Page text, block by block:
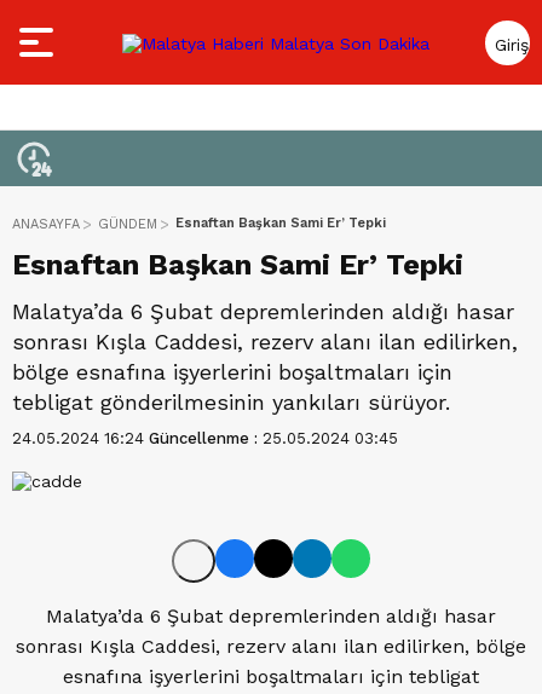
Giriş
Yap
ANASAYFA GÜNDEM Esnaftan Başkan Sami Er’ Tepki
Esnaftan Başkan Sami Er’ Tepki
Malatya’da 6 Şubat depremlerinden aldığı hasar
sonrası Kışla Caddesi, rezerv alanı ilan edilirken,
bölge esnafına işyerlerini boşaltmaları için
tebligat gönderilmesinin yankıları sürüyor.
24.05.2024 16:24 Güncellenme : 25.05.2024 03:45
Malatya’da 6 Şubat depremlerinden aldığı hasar
sonrası Kışla Caddesi, rezerv alanı ilan edilirken, bölge
esnafına işyerlerini boşaltmaları için tebligat